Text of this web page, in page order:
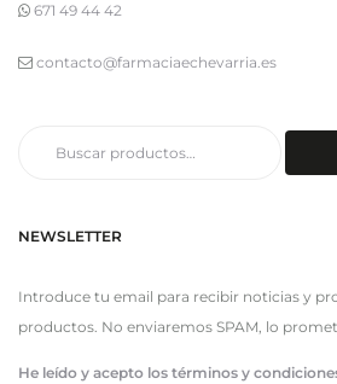
671 49 44 42
contacto@farmaciaechevarria.es
NEWSLETTER
Introduce tu email para recibir noticias y
productos. No enviaremos SPAM, lo
He leído y acepto los términos y